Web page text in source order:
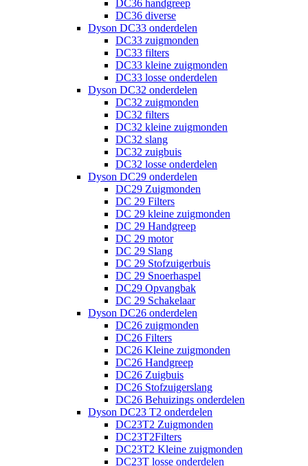
DC36 handgreep
DC36 diverse
Dyson DC33 onderdelen
DC33 zuigmonden
DC33 filters
DC33 kleine zuigmonden
DC33 losse onderdelen
Dyson DC32 onderdelen
DC32 zuigmonden
DC32 filters
DC32 kleine zuigmonden
DC32 slang
DC32 zuigbuis
DC32 losse onderdelen
Dyson DC29 onderdelen
DC29 Zuigmonden
DC 29 Filters
DC 29 kleine zuigmonden
DC 29 Handgreep
DC 29 motor
DC 29 Slang
DC 29 Stofzuigerbuis
DC 29 Snoerhaspel
DC29 Opvangbak
DC 29 Schakelaar
Dyson DC26 onderdelen
DC26 zuigmonden
DC26 Filters
DC26 Kleine zuigmonden
DC26 Handgreep
DC26 Zuigbuis
DC26 Stofzuigerslang
DC26 Behuizings onderdelen
Dyson DC23 T2 onderdelen
DC23T2 Zuigmonden
DC23T2Filters
DC23T2 Kleine zuigmonden
DC23T losse onderdelen